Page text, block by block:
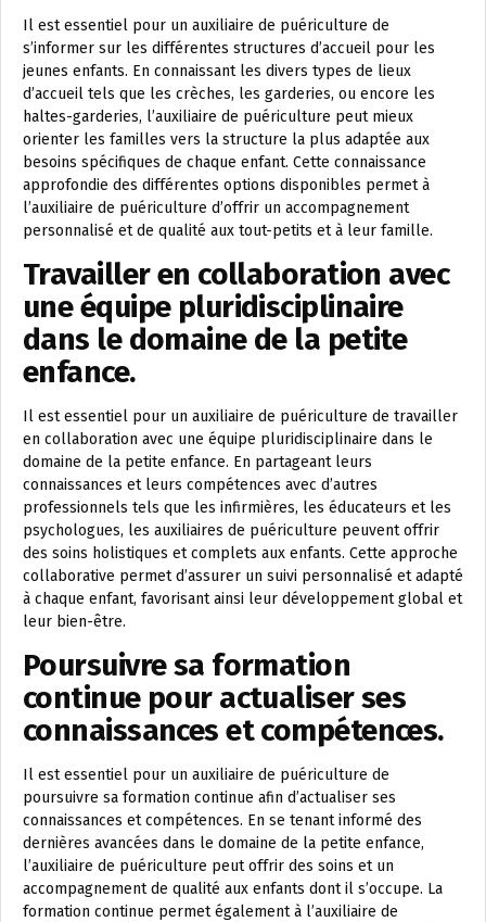
Il est essentiel pour un auxiliaire de puériculture de
s’informer sur les différentes structures d’accueil pour les
jeunes enfants. En connaissant les divers types de lieux
d’accueil tels que les crèches, les garderies, ou encore les
haltes-garderies, l’auxiliaire de puériculture peut mieux
orienter les familles vers la structure la plus adaptée aux
besoins spécifiques de chaque enfant. Cette connaissance
approfondie des différentes options disponibles permet à
l’auxiliaire de puériculture d’offrir un accompagnement
personnalisé et de qualité aux tout-petits et à leur famille.
Travailler en collaboration avec
une équipe pluridisciplinaire
dans le domaine de la petite
enfance.
Il est essentiel pour un auxiliaire de puériculture de travailler
en collaboration avec une équipe pluridisciplinaire dans le
domaine de la petite enfance. En partageant leurs
connaissances et leurs compétences avec d’autres
professionnels tels que les infirmières, les éducateurs et les
psychologues, les auxiliaires de puériculture peuvent offrir
des soins holistiques et complets aux enfants. Cette approche
collaborative permet d’assurer un suivi personnalisé et adapté
à chaque enfant, favorisant ainsi leur développement global et
leur bien-être.
Poursuivre sa formation
continue pour actualiser ses
connaissances et compétences.
Il est essentiel pour un auxiliaire de puériculture de
poursuivre sa formation continue afin d’actualiser ses
connaissances et compétences. En se tenant informé des
dernières avancées dans le domaine de la petite enfance,
l’auxiliaire de puériculture peut offrir des soins et un
accompagnement de qualité aux enfants dont il s’occupe. La
formation continue permet également à l’auxiliaire de